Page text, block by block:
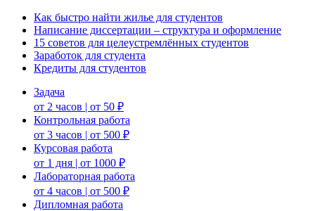
Как быстро найти жилье для студентов
Написание диссертации – структура и оформление
15 советов для целеустремлённых студентов
Заработок для студента
Кредиты для студентов
Задача
от 2 часов | от 50 ₽
Контрольная работа
от 3 часов | от 500 ₽
Курсовая работа
от 1 дня | от 1000 ₽
Лабораторная работа
от 4 часов | от 500 ₽
Дипломная работа